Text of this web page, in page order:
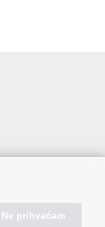
Ne prihvaćam